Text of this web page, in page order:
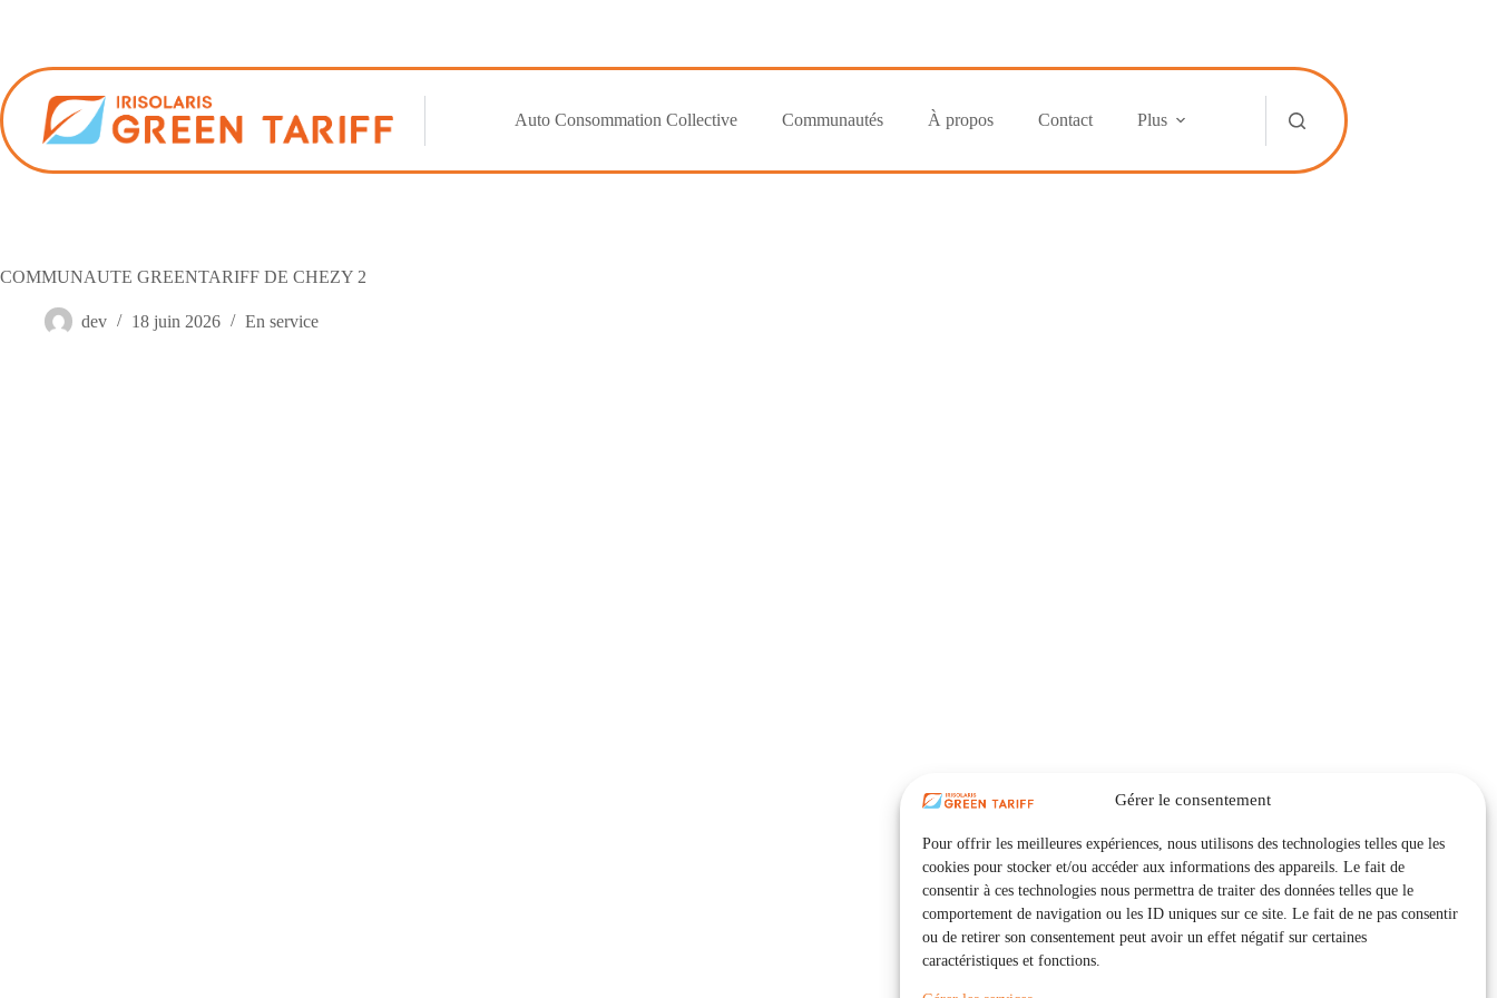
Gérer le consentement
Pour offrir les meilleures expériences, nous utilisons des technologies telles que les
cookies pour stocker et/ou accéder aux informations des appareils. Le fait de
consentir à ces technologies nous permettra de traiter des données telles que le
comportement de navigation ou les ID uniques sur ce site. Le fait de ne pas consentir
ou de retirer son consentement peut avoir un effet négatif sur certaines
caractéristiques et fonctions.
Auto Consommation Collective Communautés À propos Contact Plus
COMMUNAUTE GREENTARIFF DE CHEZY 2
dev 18 juin 2026 En service